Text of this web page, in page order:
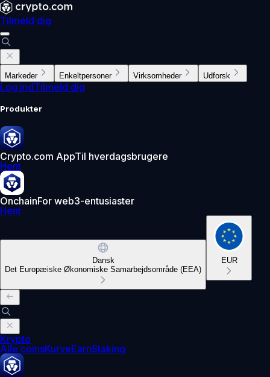
Tilmeld dig
Markeder Enkeltpersoner Virksomheder Udforsk
Log indTilmeld dig
Produkter
Crypto.com AppTil hverdagsbrugere
Hent
OnchainFor web3-entusiaster
Hent
Dansk
Det Europæiske Økonomiske Samarbejdsområde (EEA)
EUR
Krypto
Alle coinsKurveEarnStaking